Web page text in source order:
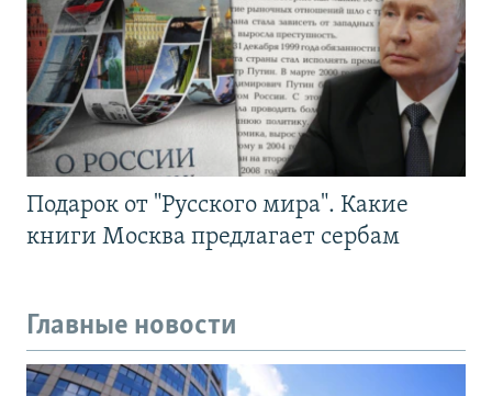
Подарок от "Русского мира". Какие
книги Москва предлагает сербам
Главные новости